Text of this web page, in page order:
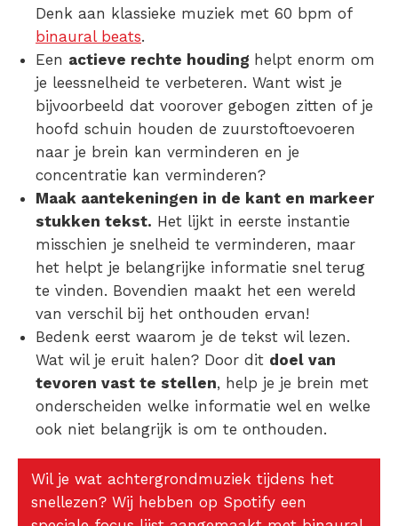
Denk aan klassieke muziek met 60 bpm of
binaural beats.
Een actieve rechte houding helpt enorm om
je leessnelheid te verbeteren. Want wist je
bijvoorbeeld dat voorover gebogen zitten of je
hoofd schuin houden de zuurstoftoevoeren
naar je brein kan verminderen en je
concentratie kan verminderen?
Maak aantekeningen in de kant en markeer
stukken tekst. Het lijkt in eerste instantie
misschien je snelheid te verminderen, maar
het helpt je belangrijke informatie snel terug
te vinden. Bovendien maakt het een wereld
van verschil bij het onthouden ervan!
Bedenk eerst waarom je de tekst wil lezen.
Wat wil je eruit halen? Door dit doel van
tevoren vast te stellen, help je je brein met
onderscheiden welke informatie wel en welke
ook niet belangrijk is om te onthouden.
Wil je wat achtergrondmuziek tijdens het
snellezen? Wij hebben op Spotify een